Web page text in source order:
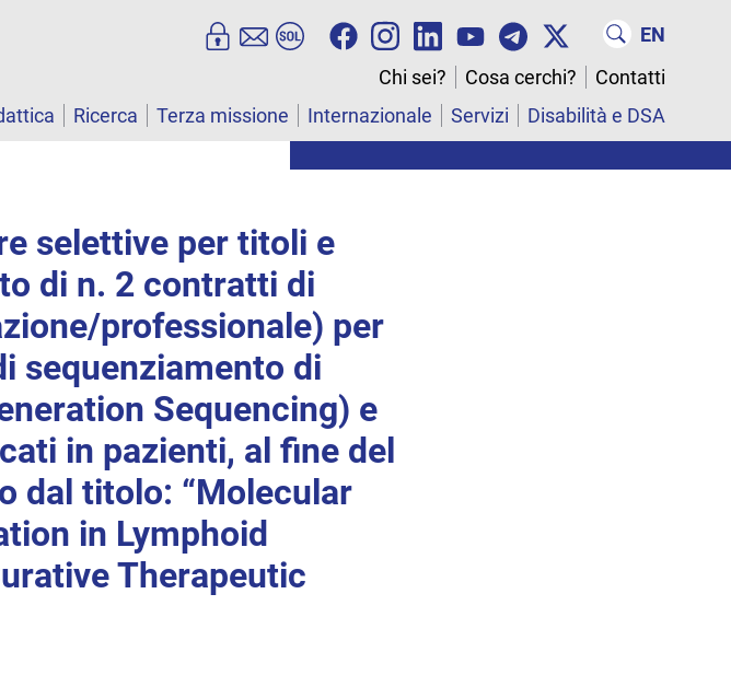
EN
Chi sei?
Cosa cerchi?
Contatti
Ricerca Terza missione Internazionale Servizi Disabilità e DSA
selettive per titoli e
di n. 2 contratti di
professionale) per
sequenziamento di
Sequencing) e
in pazienti, al fine del
dal titolo: “Molecular
in Lymphoid
Therapeutic